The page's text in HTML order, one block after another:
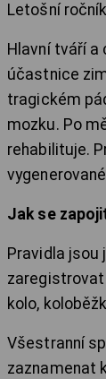
Letošní
Hlavní tváří a
účastnice
tragickém
mozku. Po
rehabilituje.
Jak se
Pravidla jsou
zaregistrovat
kolo,
Všestranní
zaznamenat